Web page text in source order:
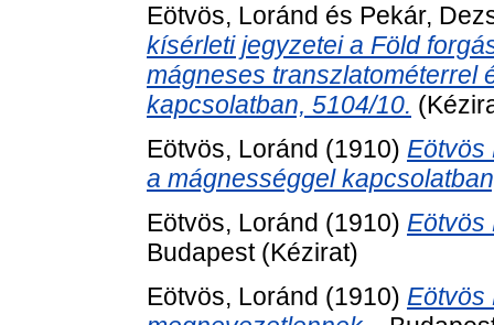
Eötvös, Loránd és Pekár,
kísérleti jegyzetei a Föld
mágneses transzlatométerrel
kapcsolatban, 5104/10.
Eötvös, Loránd (1910) Eötvös
a mágnességgel
Eötvös, Loránd (1910) Eötvös
Budapest (Kézirat)
Eötvös, Loránd (1910) Eötvös